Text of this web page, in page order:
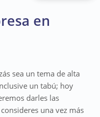
en
sea un tema de alta
un tabú; hoy
darles las
una vez más